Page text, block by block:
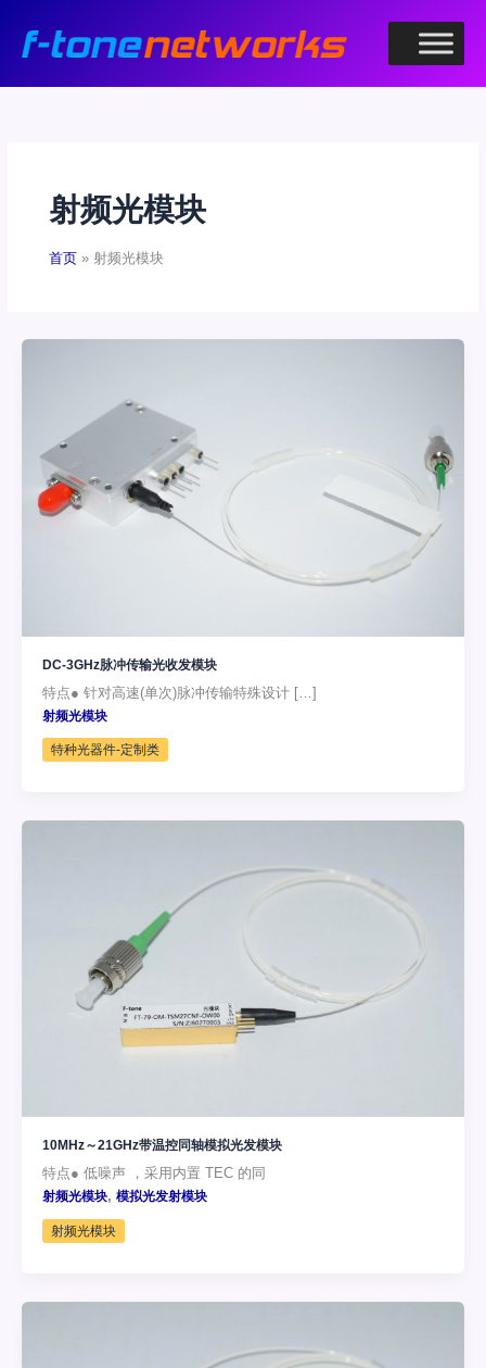
射频光模块
首页 射频光模块
DC-3GHz脉冲传输光收发模块
特点● 针对高速(单次)脉冲传输特殊设计 […]
射频光模块
特种光器件-定制类
10MHz～21GHz带温控同轴模拟光发模块
特点● 低噪声 ，采用内置 TEC 的同
射频光模块, 模拟光发射模块
射频光模块